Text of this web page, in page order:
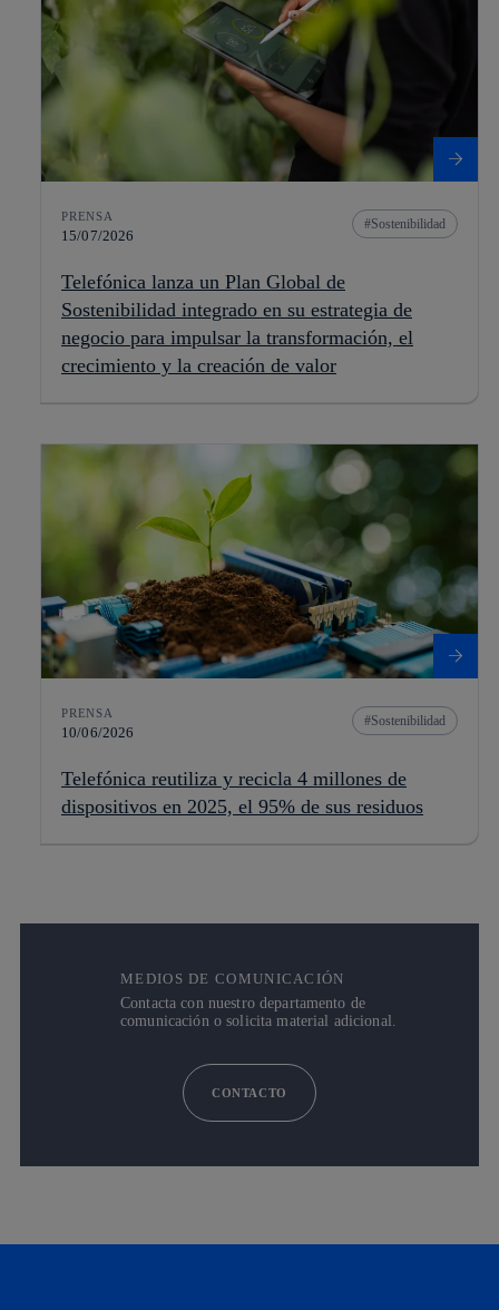
PRENSA
15/07/2026
Sostenibilidad
Telefónica lanza un Plan Global de
Sostenibilidad integrado en su estrategia de
negocio para impulsar la transformación, el
crecimiento y la creación de valor
PRENSA
10/06/2026
Sostenibilidad
Telefónica reutiliza y recicla 4 millones de
dispositivos en 2025, el 95% de sus residuos
MEDIOS DE COMUNICACIÓN
Contacta con nuestro departamento de
comunicación o solicita material adicional.
CONTACTO